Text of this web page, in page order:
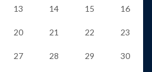
13 14 15 16
20 21 22 23
27 28 29 30